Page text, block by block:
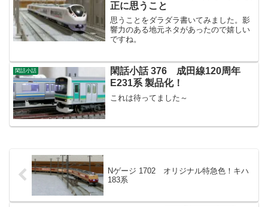
正に思うこと
思うことをダラダラ書いてみました。影
響力のある地元ネタがあったので嬉しい
ですね。
閑話小話
閑話小話 376 成田線120周年
E231系 製品化！
これは待ってました～
Nゲージ 1702 オリジナル特急色！キハ
183系